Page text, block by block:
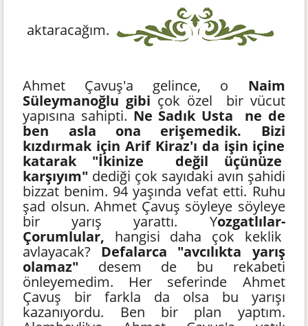
aktaracağım.
Ahmet Çavuş'a gelince, o Naim
Süleymanoğlu gibi çok özel bir vücut
yapısına sahipti. Ne Sadık Usta ne de
ben asla ona erişemedik. Bizi
kızdırmak için Arif Kiraz'ı da işin içine
katarak "İkinize değil üçünüze
karşıyım" dediği çok sayıdaki avın şahidi
bizzat benim. 94 yaşında vefat etti. Ruhu
şad olsun. Ahmet Çavuş söyleye söyleye
bir yarış yarattı. Yozgatlılar-
Çorumlular, hangisi daha çok keklik
avlayacak? Defalarca "avcılıkta yarış
olamaz" desem de bu rekabeti
önleyemedim. Her seferinde Ahmet
Çavuş bir farkla da olsa bu yarışı
kazanıyordu. Ben bir plan yaptım.